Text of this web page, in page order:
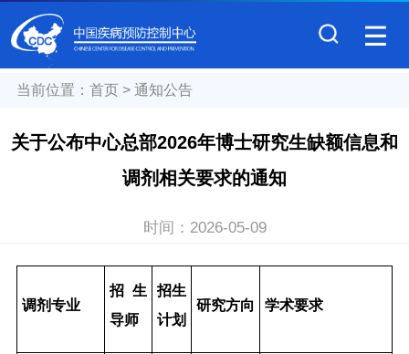
当前位置： 首页> 通知公告
关于公布中心总部2026年博士研究生缺额信息和
调剂相关要求的通知
时间： 2026-05-09
调剂专业
招生
导师
招生
计划
研究方向 学术要求